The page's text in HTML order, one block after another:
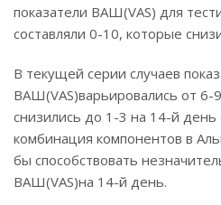
показатели ВАШ(VAS) для
составляли 0-10, которые
В текущей серии случаев
ВАШ(VAS)варьировались от 6-
снизились до 1-3 на 14-й
комбинация компонентов в
бы способствовать
ВАШ(VAS)на 14-й день.